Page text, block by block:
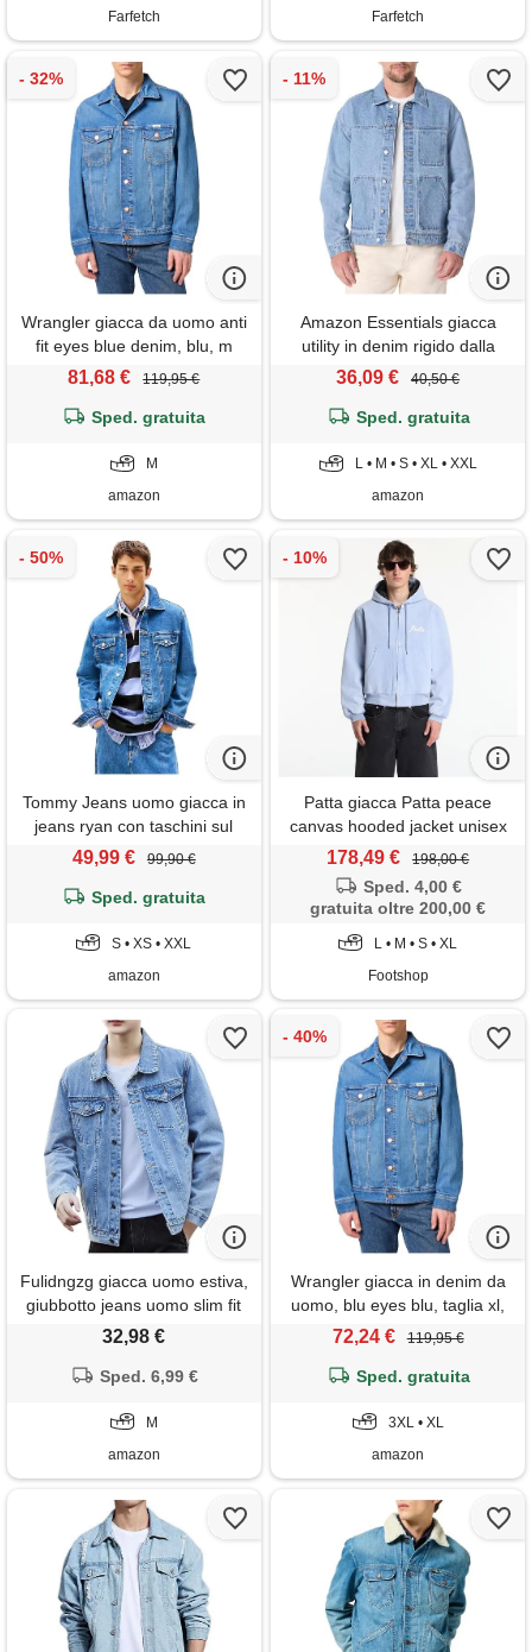
Farfetch
Farfetch
Wrangler giacca da uomo anti
fit eyes blue denim, blu, m
81,68 € 119,95 €
Sped. gratuita
M
amazon
Amazon Essentials giacca
utility in denim rigido dalla
vestibilità rilassata uomo, blu
36,09 € 40,50 €
Sped. gratuita
L • M • S • XL • XXL
amazon
Tommy Jeans uomo giacca in
jeans ryan con taschini sul
petto, blu (denim medium), xxl
49,99 € 99,90 €
Sped. gratuita
S • XS • XXL
amazon
Patta giacca Patta peace
canvas hooded jacket unisex
ight bue denim
178,49 € 198,00 €
Sped. 4,00 €
gratuita oltre 200,00 €
L • M • S • XL
Footshop
Fulidngzg giacca uomo estiva,
giubbotto jeans uomo slim fit
maniche lunghe con collo
lavoro comode casual
con bottoni metallici​
32,98 €
Sped. 6,99 €
M
amazon
Wrangler giacca in denim da
uomo, blu eyes blu, taglia xl,
blue eyes blue, xl
72,24 € 119,95 €
Sped. gratuita
3XL • XL
amazon